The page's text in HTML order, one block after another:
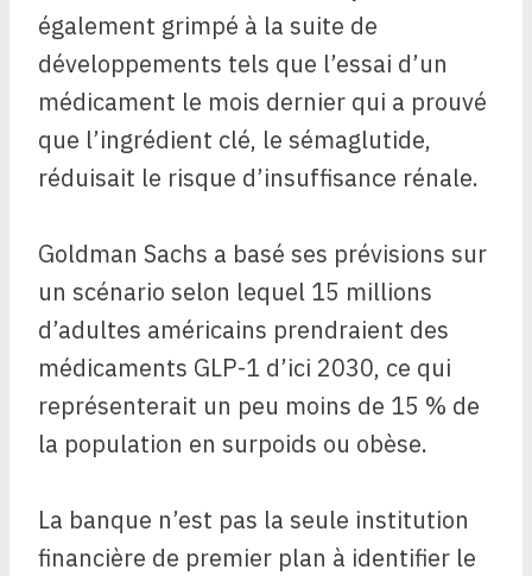
également grimpé à la suite de
développements tels que l’essai d’un
médicament le mois dernier qui a prouvé
que l’ingrédient clé, le sémaglutide,
réduisait le risque d’insuffisance rénale.
Goldman Sachs a basé ses prévisions sur
un scénario selon lequel 15 millions
d’adultes américains prendraient des
médicaments GLP-1 d’ici 2030, ce qui
représenterait un peu moins de 15 % de
la population en surpoids ou obèse.
La banque n’est pas la seule institution
financière de premier plan à identifier le